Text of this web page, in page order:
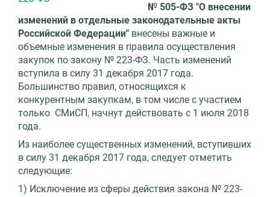
№ 505-ФЗ "О внесении
изменений в отдельные законодательные акты
Российской Федерации" внесены важные и
объемные изменения в правила осуществления
закупок по закону № 223-ФЗ. Часть изменений
вступила в силу 31 декабря 2017 года.
Большинство правил, относящихся к
конкурентным закупкам, в том числе с участием
только СМиСП, начнут действовать с 1 июля 2018
года.
Из наиболее существенных изменений, вступивших
в силу 31 декабря 2017 года, следует отметить
следующие:
1) Исключение из сферы действия закона № 223-